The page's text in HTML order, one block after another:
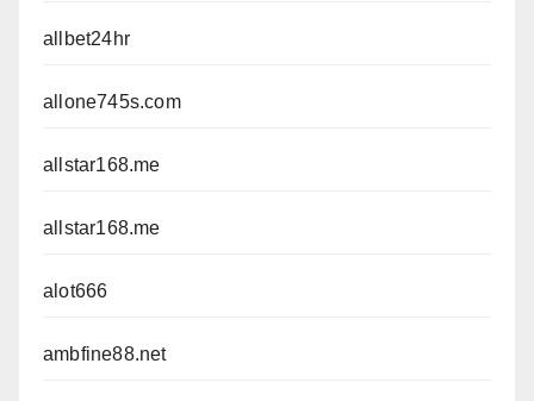
allbet24hr
allone745s.com
allstar168.me
allstar168.me
alot666
ambfine88.net